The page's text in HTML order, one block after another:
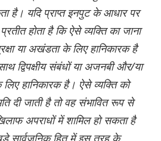
है। यदि प्राप्त इनपुट के आधार पर
होता है कि ऐसे व्यक्ति का जाना
या अखंडता के लिए हानिकारक है
द्विपक्षीय संबंधों या अजनबी और/या
हानिकारक है। ऐसे व्यक्ति को
दी जाती है तो वह संभावित रूप से
अपराधों में शामिल हो सकता है